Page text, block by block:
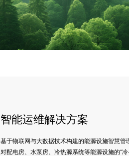
智能运维解决方案
基于物联网与大数据技术构建的能源设施智慧
对配电房、水泵房、冷热源系统等能源设施的“